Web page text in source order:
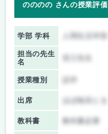
のののの さんの授業評価
学部 学科
担当の先生
名
授業種別
出席 ほぼ毎回とる
教科書 教科書必要